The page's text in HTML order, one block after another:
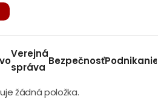
Verejná
správa
Bezpečnosť
žádná položka.